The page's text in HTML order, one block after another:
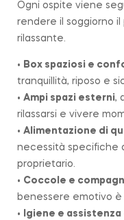
Ogni ospite viene
rendere il soggiorno
rilassante.
• Box spaziosi e
tranquillità, riposo e
• Ampi spazi esterni,
rilassarsi e vivere
• Alimentazione di
necessità specifiche
proprietario.
• Coccole e
benessere emotivo
•
Igiene e